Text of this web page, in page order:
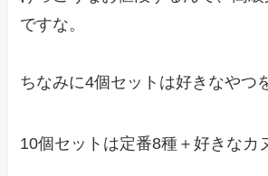
ですな。
ちなみに4個セットは好きなやつ
10個セットは定番8種＋好きなカ